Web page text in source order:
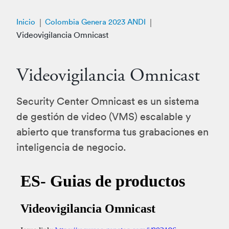
Inicio Colombia Genera 2023 ANDI
Videovigilancia Omnicast
Videovigilancia Omnicast
Security Center Omnicast es un sistema
de gestión de video (VMS) escalable y
abierto que transforma tus grabaciones en
inteligencia de negocio.